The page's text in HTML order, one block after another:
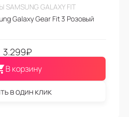
GALAXY FIT
Galaxy Gear Fit 3 Розовый
3.299₽
В корзину
в один клик